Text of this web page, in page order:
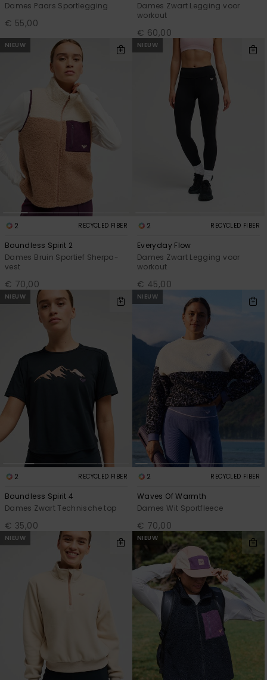
Dames Paars Sportlegging
€ 55,00
Dames Zwart Legging voor
workout
€ 60,00
NIEUW
2 RECYCLED FIBER
Boundless Spirit 2
Dames Bruin Sportief Sherpa-
vest
€ 70,00
NIEUW
2 RECYCLED FIBER
Everyday Flow
Dames Zwart Legging voor
workout
€ 45,00
NIEUW
2 RECYCLED FIBER
Boundless Spirit 4
Dames Zwart Technische top
€ 35,00
NIEUW
2 RECYCLED FIBER
Waves Of Warmth
Dames Wit Sportfleece
€ 70,00
NIEUW NIEUW